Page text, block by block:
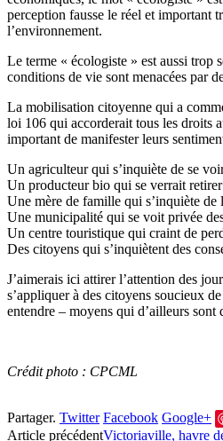
perception fausse le réel et important
l’environnement.
Le terme « écologiste » est aussi trop
conditions de vie sont menacées par
La mobilisation citoyenne qui a
loi 106 qui accorderait tous les droits
important de manifester leurs
Un agriculteur qui s’inquiète de se
Un producteur bio qui se verrait
Une mère de famille qui s’inquiète de
Une municipalité qui se voit privée
Un centre touristique qui craint de
Des citoyens qui s’inquiètent des
J’aimerais ici attirer l’attention des
s’appliquer à des citoyens soucieux
entendre – moyens qui d’ailleurs
Crédit photo : CPCML
Partager. Twitter Facebook Google+
Article précédentVictoriaville, havre